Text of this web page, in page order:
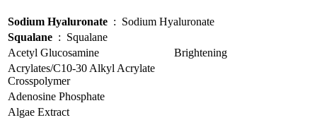
Sodium Hyaluronate : Sodium Hyaluronate
Squalane : Squalane
Acetyl Glucosamine
Brightening
Acrylates/C10-30 Alkyl Acrylate
Crosspolymer
Adenosine Phosphate
Algae Extract